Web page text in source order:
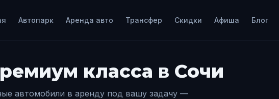
Автопарк Аренда авто Трансфер Скидки Афиша Блог
класса в Сочи
автомобили в аренду под вашу задачу —